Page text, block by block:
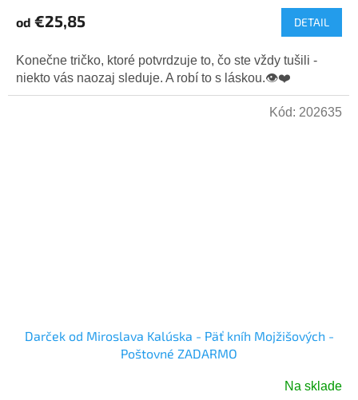
produktu
5,0
z
5
od €25,85 DETAIL
Konečne tričko, ktoré potvrdzuje to, čo ste vždy tušili -
niekto vás naozaj sleduje. A robí to s láskou.👁️❤️
Darček od Miroslava Kalúska - Päť kníh Mojžišových -
Poštovné ZADARMO
Na sklade
Kód: 202635